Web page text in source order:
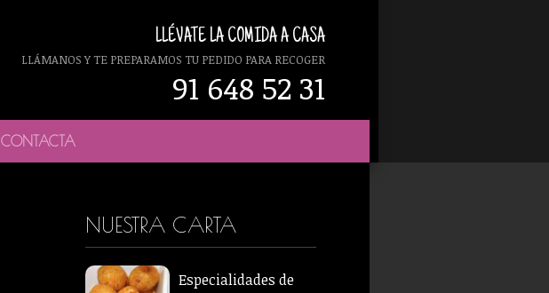
LLÉVATE LA COMIDA A CASA
LLÁMANOS Y TE PREPARAMOS TU PEDIDO PARA RECOGER
91 648 52 31
CONTACTA
NUESTRA CARTA
Especialidades de